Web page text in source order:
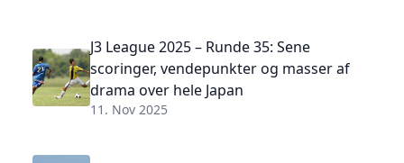
J3 League 2025 – Runde 35: Sene
scoringer, vendepunkter og masser af
drama over hele Japan
11. Nov 2025